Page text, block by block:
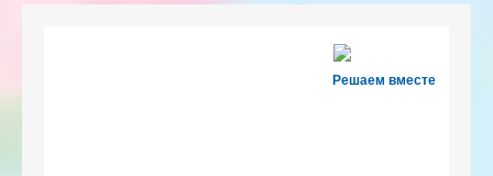
Решаем вместе